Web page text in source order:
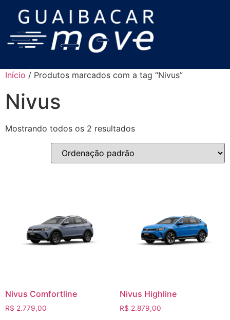
Início / Produtos marcados com a tag “Nivus”
Nivus
Mostrando todos os 2 resultados
Nivus Comfortline
R$ 2.779,00
Nivus Highline
R$ 2.879,00